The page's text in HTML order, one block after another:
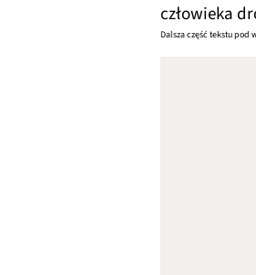
człowieka
Dalsza część tekstu pod